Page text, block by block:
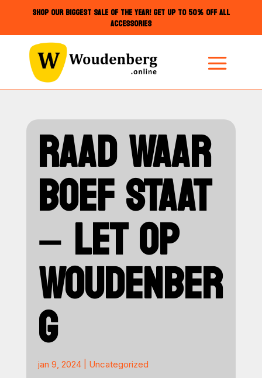
SHOP OUR BIGGEST SALE OF THE YEAR! GET UP TO 50% OFF ALL
ACCESSORIES
RAAD WAAR
BOEF STAAT
– LET OP
WOUDENBER
G
jan 9, 2024| Uncategorized